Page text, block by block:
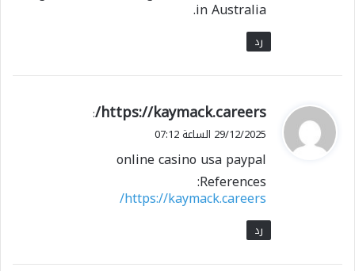
in Australia.
رد
ي
ق
ل
https://kaymack.careers/
:
29/12/2025 الساعة 07:12
online casino usa paypal
References:
https://kaymack.careers/
رد